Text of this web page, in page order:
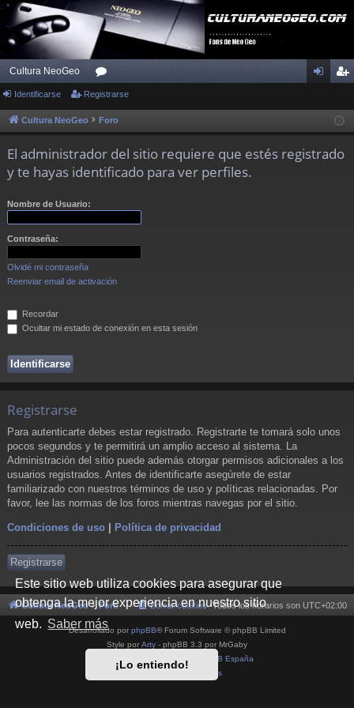
Este sitio web utiliza cookies para asegurar que
obtenga la mejor experiencia en nuestro sitio
web. Saber más
¡Lo entiendo!
Cultura NeoGeo
or
os ist
Identificarse Registrarse
Cultura NeoGeo Foro
El administrador del sitio requiere que estés registrado
y te hayas identificado para ver perfiles.
Nombre de Usuario:
Contraseña:
Olvidé mi contraseña
Reenviar email de activación
Recordar
Ocultar mi estado de conexión en esta sesión
Registrarse
Para autenticarte debes estar registrado. Registrarte te tomará solo unos
pocos segundos y te permitirá un amplio acceso al sistema. La
Administración del sitio puede además otorgar permisos adicionales a los
usuarios registrados. Antes de identificarte asegúrete de estar
familiarizado con nuestros términos de uso y políticas relacionadas. Por
favor, lee las normas de los foros mientras navegas por el sitio.
Condiciones de uso Política de privacidad
Registrarse
Cultura NeoGeo Foro Todos los horarios son UTC+02:00
Borrar cookies
Desarrollado por phpBB® Forum Software © phpBB Limited
Style por Arty - phpBB 3.3 por MrGaby
phpBB España
Condiciones